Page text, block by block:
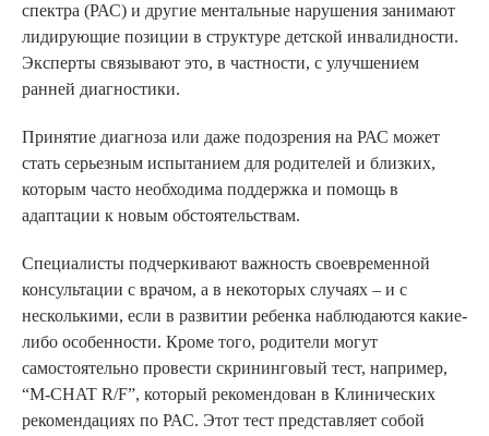
спектра (РАС) и другие ментальные нарушения занимают
лидирующие позиции в структуре детской инвалидности.
Эксперты связывают это, в частности, с улучшением
ранней диагностики.
Принятие диагноза или даже подозрения на РАС может
стать серьезным испытанием для родителей и близких,
которым часто необходима поддержка и помощь в
адаптации к новым обстоятельствам.
Специалисты подчеркивают важность своевременной
консультации с врачом, а в некоторых случаях – и с
несколькими, если в развитии ребенка наблюдаются какие-
либо особенности. Кроме того, родители могут
самостоятельно провести скрининговый тест, например,
“M-CHAT R/F”, который рекомендован в Клинических
рекомендациях по РАС. Этот тест представляет собой